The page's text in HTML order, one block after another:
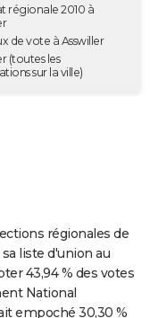
régionale 2010 à
de vote à Asswiller
(toutes les
sur la ville)
régionales de
liste d'union au
43,94 % des votes
National
empoché 30,30 %